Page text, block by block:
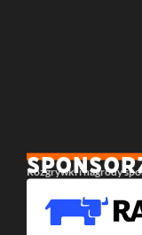
Rozgrywki i nagrody